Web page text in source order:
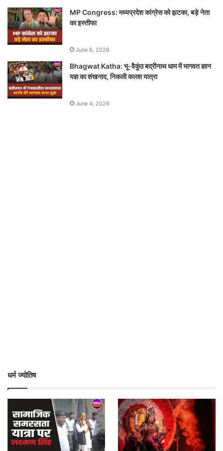
MP Congress: मध्यप्रदेश कांग्रेस को झटका, बड़े नेता
का इस्तीफा
June 8, 2026
Bhagwat Katha: भू-वैकुंठ बद्रीनाथ धाम में भागवत ज्ञान
यज्ञ का शंखनाद, निकली कलश यात्रा
June 4, 2026
धर्म ज्योतिष